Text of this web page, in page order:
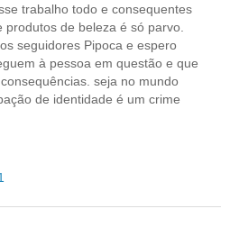
trabalho todo e consequentes
produtos de beleza é só parvo.
seguidores Pipoca e espero
à pessoa em questão e que
seja no mundo
de identidade é um crime